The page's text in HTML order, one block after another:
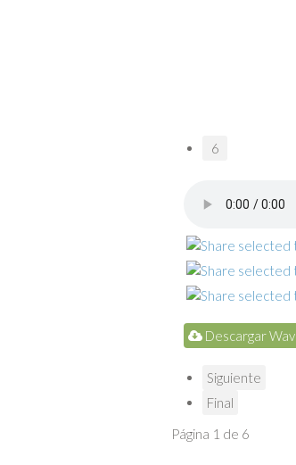
Descargar Wav
6
Siguiente
Final
Página 1 de 6